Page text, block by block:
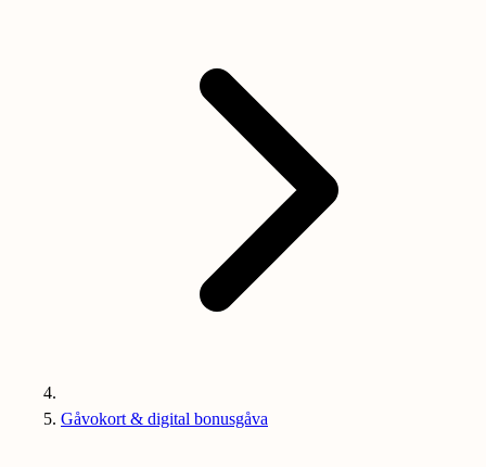
Gåvokort & digital bonusgåva